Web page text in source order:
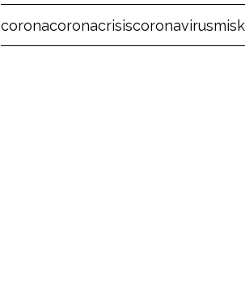
coronacoronacrisiscoronavirus